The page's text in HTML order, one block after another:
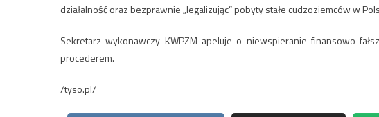
działalność oraz bezprawnie „legalizując” pobyty stałe cudzoziemców w
Sekretarz wykonawczy KWPZM apeluje o niewspieranie finansowo
procederem.
/tyso.pl/